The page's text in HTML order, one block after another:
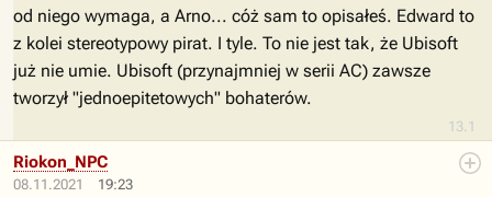
13.1
od niego wymaga, a Arno... cóż sam to opisałeś. Edward to
z kolei stereotypowy pirat. I tyle. To nie jest tak, że Ubisoft
już nie umie. Ubisoft (przynajmniej w serii AC) zawsze
tworzył "jednoepitetowych" bohaterów.
08.11.2021 19:23
Riokon_NPC